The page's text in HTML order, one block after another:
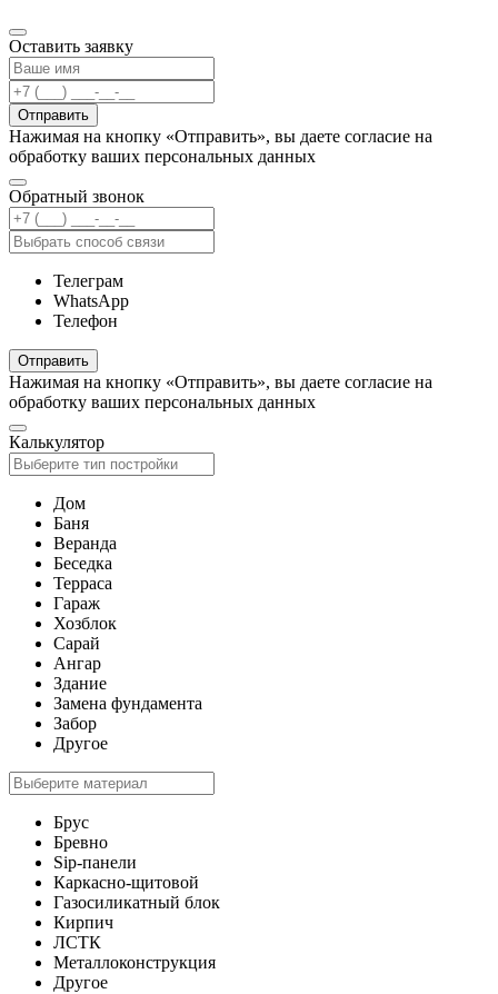
Оставить заявку
Отправить
Нажимая на кнопку «Отправить», вы даете согласие на
обработку ваших персональных данных
Обратный звонок
Телеграм
WhatsApp
Телефон
Отправить
Нажимая на кнопку «Отправить», вы даете согласие на
обработку ваших персональных данных
Калькулятор
Дом
Баня
Веранда
Беседка
Терраса
Гараж
Хозблок
Сарай
Ангар
Здание
Замена фундамента
Забор
Другое
Брус
Бревно
Sip-панели
Каркасно-щитовой
Газосиликатный блок
Кирпич
ЛСТК
Металлоконструкция
Другое